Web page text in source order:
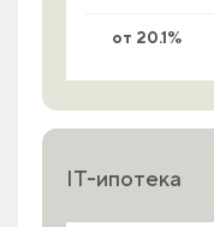
от 20.1%
IT-ипотека